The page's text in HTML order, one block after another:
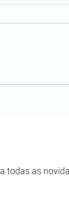
todas as